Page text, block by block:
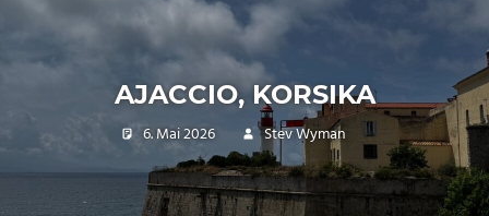
AJACCIO, KORSIKA
6. Mai 2026 Stev Wyman Travel